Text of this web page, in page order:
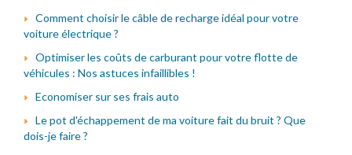
Comment choisir le câble de recharge idéal pour votre
voiture électrique ?
Optimiser les coûts de carburant pour votre flotte de
véhicules : Nos astuces infaillibles !
Economiser sur ses frais auto
Le pot d'échappement de ma voiture fait du bruit ? Que
dois-je faire ?